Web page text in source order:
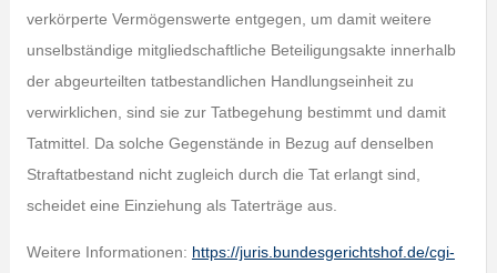
verkörperte Vermögenswerte entgegen, um damit weitere
unselbständige mitgliedschaftliche Beteiligungsakte innerhalb
der abgeurteilten tatbestandlichen Handlungseinheit zu
verwirklichen, sind sie zur Tatbegehung bestimmt und damit
Tatmittel. Da solche Gegenstände in Bezug auf denselben
Straftatbestand nicht zugleich durch die Tat erlangt sind,
scheidet eine Einziehung als Taterträge aus.
Weitere Informationen: https://juris.bundesgerichtshof.de/cgi-